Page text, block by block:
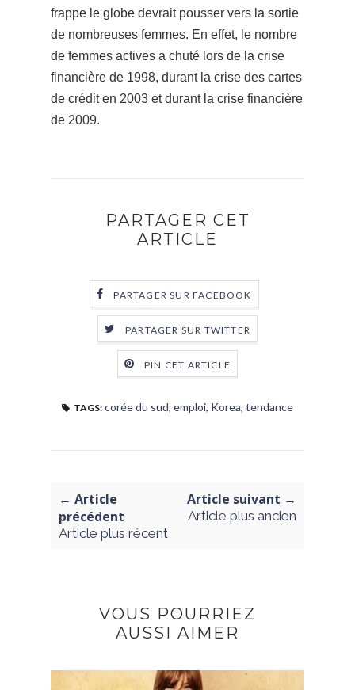
frappe le globe devrait pousser vers la sortie
de nombreuses femmes. En effet, le nombre
de femmes actives a chuté lors de la crise
financière de 1998, durant la crise des cartes
de crédit en 2003 et durant la crise financière
de 2009.
PARTAGER CET
ARTICLE
PARTAGER SUR FACEBOOK
PARTAGER SUR TWITTER
PIN CET ARTICLE
TAGS: corée du sud, emploi, Korea, tendance
← Article
précédent
Article plus récent
Article suivant →
Article plus ancien
VOUS POURRIEZ
AUSSI AIMER